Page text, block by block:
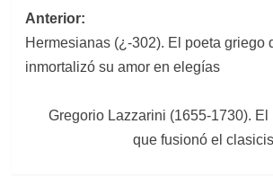
Navegación
de
Anterior:
Hermesianas (¿-302). El poeta griego
inmortalizó su amor en elegías
Gregorio Lazzarini (1655-1730).
que fusionó el